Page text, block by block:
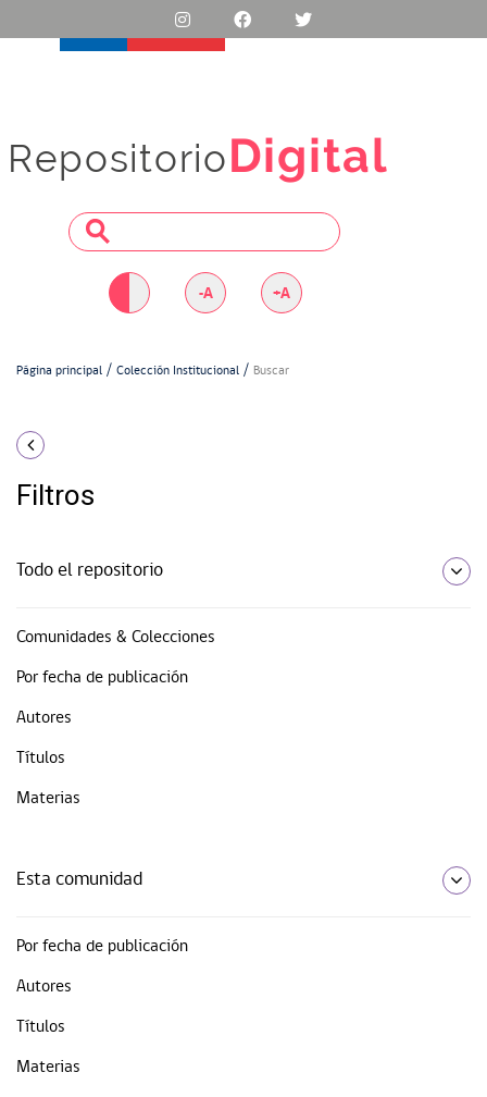
RepositorioDigital
-A +A
Página principal Colección Institucional Buscar
Filtros
Todo el repositorio
Comunidades & Colecciones
Por fecha de publicación
Autores
Títulos
Materias
Esta comunidad
Por fecha de publicación
Autores
Títulos
Materias